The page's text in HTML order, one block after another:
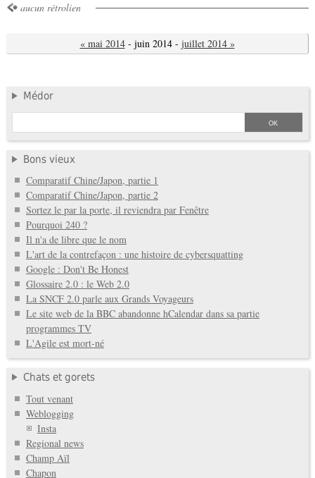
aucun rétrolien
« mai 2014- juin 2014 - juillet 2014 »
Médor
Bons vieux
Comparatif Chine/Japon, partie 1
Comparatif Chine/Japon, partie 2
Sortez le par la porte, il reviendra par Fenêtre
Pourquoi 240 ?
Il n'a de libre que le nom
L'art de la contrefaçon : une histoire de cybersquatting
Google : Don't Be Honest
Glossaire 2.0 : le Web 2.0
La SNCF 2.0 parle aux Grands Voyageurs
Le site web de la BBC abandonne hCalendar dans sa partie
programmes TV
L'Agile est mort-né
Chats et gorets
Tout venant
Weblogging
Insta
Regional news
Champ Aïl
Chapon